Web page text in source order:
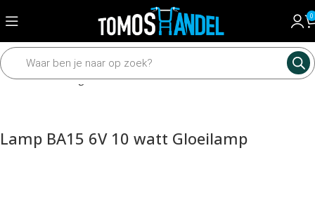
0
Home Verlichting Achterlicht
Lamp BA15 6V 10 watt Gloeilamp